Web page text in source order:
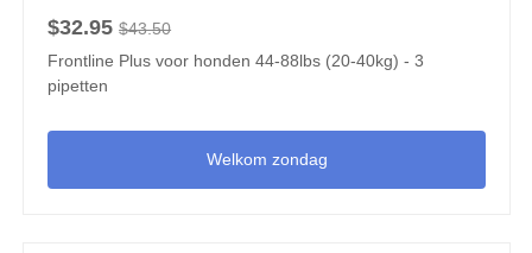
$32.95 $43.50
Frontline Plus voor honden 44-88lbs (20-40kg) - 3
pipetten
Welkom zondag